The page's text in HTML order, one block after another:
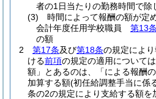
者の1日当たりの勤務時間で除
(3)
時間によって報酬の額が定
会計年度任用学校職員 第13
の額
2
第17条及び第18条の規定によ
ける前項の規定の適用については
額」とあるのは、「による報酬
加算する額(初任給調整手当に係
条の2の規定により支給する額を